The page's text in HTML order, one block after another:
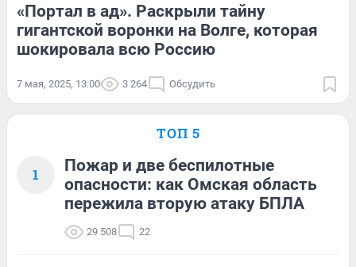
«Портал в ад». Раскрыли тайну
гигантской воронки на Волге, которая
шокировала всю Россию
7 мая, 2025, 13:00 3 264 Обсудить
ТОП 5
1
Пожар и две беспилотные
опасности: как Омская область
пережила вторую атаку БПЛА
29 508 22